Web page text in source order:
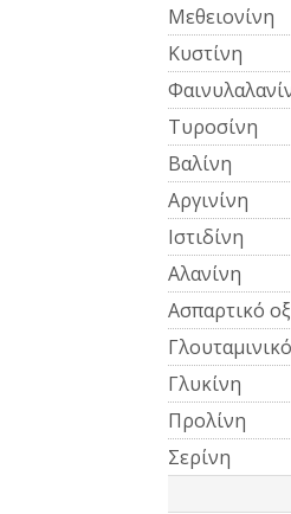
Μεθειονίνη
Κυστίνη
Τυροσίνη
Βαλίνη
Αργινίνη
Ιστιδίνη
Αλανίνη
Ασπαρτικό
Γλυκίνη
Προλίνη
Σερίνη